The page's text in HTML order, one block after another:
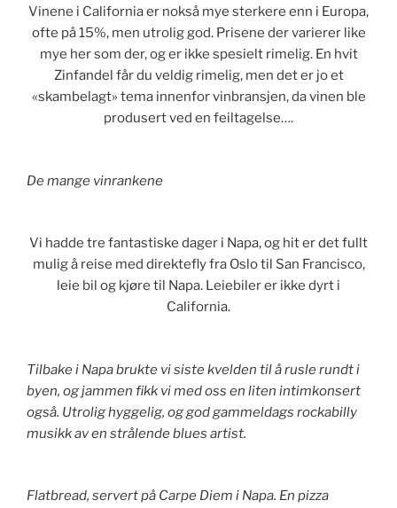
Vinene i California er nokså mye sterkere enn i Europa,
ofte på 15%, men utrolig god. Prisene der varierer like
mye her som der, og er ikke spesielt rimelig. En hvit
Zinfandel får du veldig rimelig, men det er jo et
«skambelagt» tema innenfor vinbransjen, da vinen ble
produsert ved en feiltagelse….
De mange vinrankene
Vi hadde tre fantastiske dager i Napa, og hit er det fullt
mulig å reise med direktefly fra Oslo til San Francisco,
leie bil og kjøre til Napa. Leiebiler er ikke dyrt i
California.
Tilbake i Napa brukte vi siste kvelden til å rusle rundt i
byen, og jammen fikk vi med oss en liten intimkonsert
også. Utrolig hyggelig, og god gammeldags rockabilly
musikk av en strålende blues artist.
Flatbread, servert på Carpe Diem i Napa. En pizza